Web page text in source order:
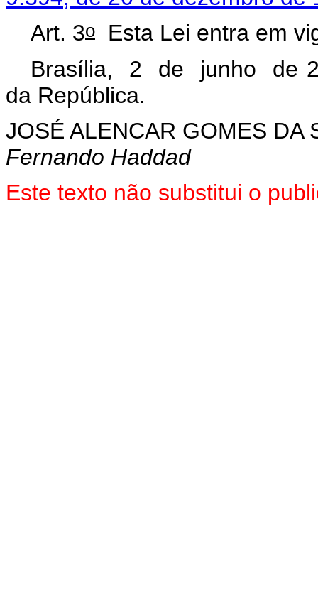
Art. 3o Esta Lei entra em
Brasília, 2 de junho de
da República.
JOSÉ ALENCAR GOMES DA
Fernando Haddad
Este texto não substitui o